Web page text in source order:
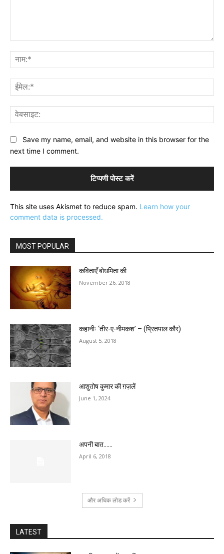
Save my name, email, and website in this browser for the
next time I comment.
This site uses Akismet to reduce spam. Learn how your
comment data is processed.
MOST POPULAR
कविताएँ बोधमिता की
November 26, 2018
कहानीः ‘तीर-ए-नीमकश’ – (प्रितपाल कौर)
August 5, 2018
आशुतोष कुमार की ग़ज़लें
June 1, 2024
अपनी बात……
April 6, 2018
और अधिक लोड करें
LATEST